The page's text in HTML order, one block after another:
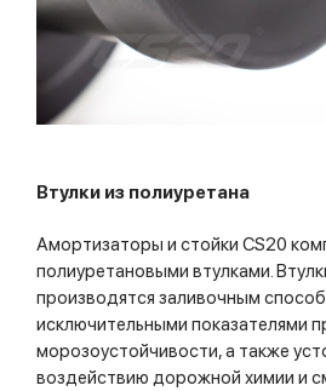
Втулки из полиуретана
Амортизаторы и стойки CS20
полиуретановыми втулками.
производятся заливочным
исключительными показателями
морозоустойчивости, а также
воздействию дорожной химии и